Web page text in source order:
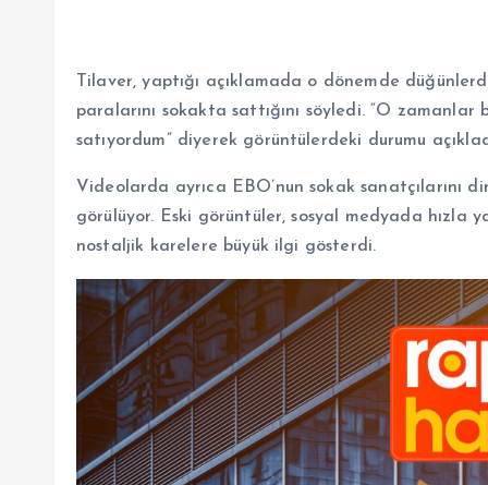
Tilaver, yaptığı açıklamada o dönemde
paralarını sokakta sattığını söyledi. “O
satıyordum” diyerek görüntülerdeki durumu
Videolarda ayrıca EBO’nun sokak sanatçılarını
görülüyor. Eski görüntüler, sosyal medyada hızla
nostaljik karelere büyük ilgi gösterdi.
V
e
o
y